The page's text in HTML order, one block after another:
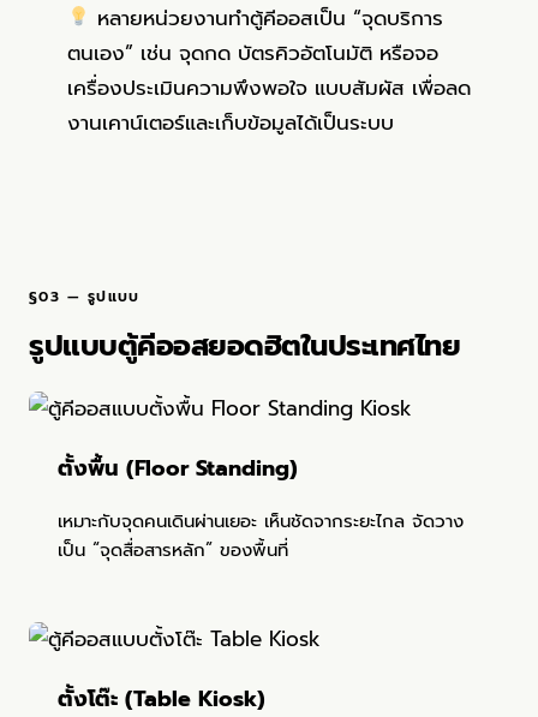
หลายหน่วยงานทำตู้คีออสเป็น “จุดบริการ
ตนเอง” เช่น จุดกด บัตรคิวอัตโนมัติ หรือจอ
เครื่องประเมินความพึงพอใจ แบบสัมผัส เพื่อลด
งานเคาน์เตอร์และเก็บข้อมูลได้เป็นระบบ
§03 — รูปแบบ
รูปแบบตู้คีออสยอดฮิตในประเทศไทย
ตั้งพื้น (Floor Standing)
เหมาะกับจุดคนเดินผ่านเยอะ เห็นชัดจากระยะไกล จัดวาง
เป็น “จุดสื่อสารหลัก” ของพื้นที่
ตั้งโต๊ะ (Table Kiosk)